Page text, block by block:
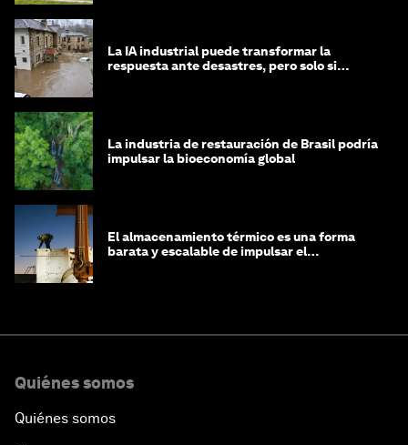
La IA industrial puede transformar la
respuesta ante desastres, pero solo si
La industria de restauración de Brasil podría
impulsar la bioeconomía global
El almacenamiento térmico es una forma
barata y escalable de impulsar el
Quiénes somos
Quiénes somos